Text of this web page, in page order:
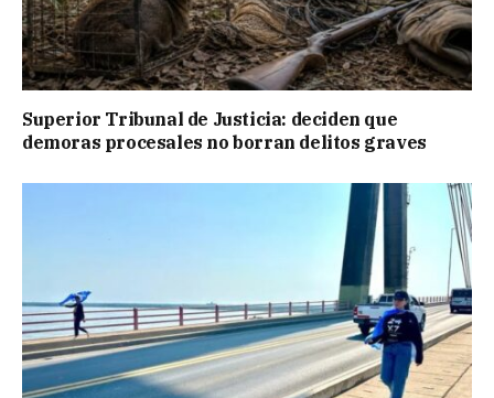
Superior Tribunal de Justicia: deciden que
demoras procesales no borran delitos graves